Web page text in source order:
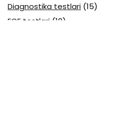
Diagnostika testlari (15)
EGE testlari (10)